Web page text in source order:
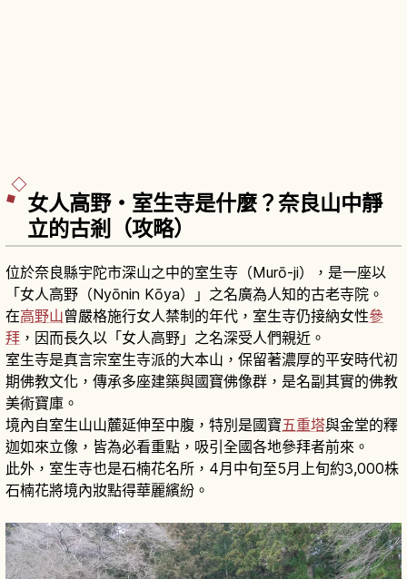
女人高野・室生寺是什麼？奈良山中靜
立的古剎（攻略）
位於奈良縣宇陀市深山之中的室生寺（Murō-ji），是一座以
「女人高野（Nyōnin Kōya）」之名廣為人知的古老寺院。
在高野山曾嚴格施行女人禁制的年代，室生寺仍接納女性參
拜 ，因而長久以「女人高野」之名深受人們親近。
室生寺是真言宗室生寺派的大本山，保留著濃厚的平安時代初
期佛教文化，傳承多座建築與國寶佛像群，是名副其實的佛教
美術寶庫。
境內自室生山山麓延伸至中腹，特別是國寶五重塔與金堂的釋
迦如來立像，皆為必看重點，吸引全國各地參拜者前來。
此外，室生寺也是石楠花名所，4月中旬至5月上旬約3,000株
石楠花將境內妝點得華麗繽紛。